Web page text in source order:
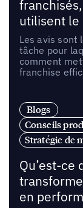
utilisent le
Les avis sont
tâche pour
comment
franchise
Blogs
Conseils
Stratégie de
Qu’est-ce
en